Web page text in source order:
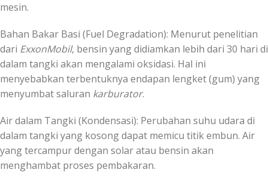
mesin.
Bahan Bakar Basi (Fuel Degradation): Menurut penelitian
dari ExxonMobil, bensin yang didiamkan lebih dari 30 hari di
dalam tangki akan mengalami oksidasi. Hal ini
menyebabkan terbentuknya endapan lengket (gum) yang
menyumbat saluran karburator.
Air dalam Tangki (Kondensasi): Perubahan suhu udara di
dalam tangki yang kosong dapat memicu titik embun. Air
yang tercampur dengan solar atau bensin akan
menghambat proses pembakaran.